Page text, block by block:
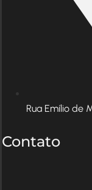
Rua Emílio de
Contato